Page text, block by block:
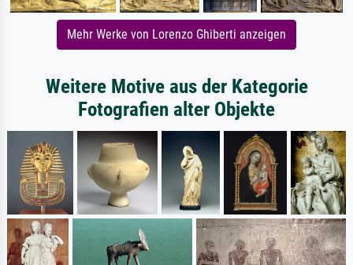
Mehr Werke von Lorenzo Ghiberti anzeigen
Weitere Motive aus der Kategorie
Fotografien alter Objekte